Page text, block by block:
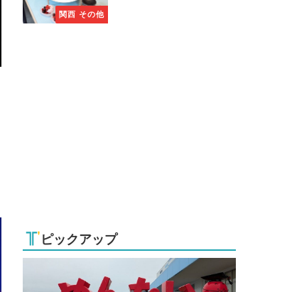
関西 その他
ピックアップ